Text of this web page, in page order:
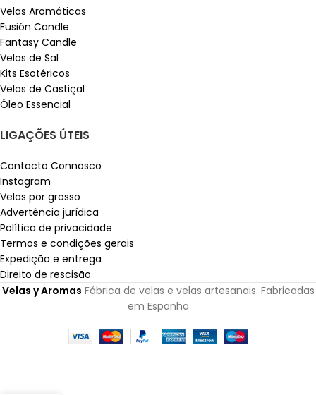
Velas Aromáticas
Fusión Candle
Fantasy Candle
Velas de Sal
Kits Esotéricos
Velas de Castiçal
Óleo Essencial
LIGAÇÕES ÚTEIS
Contacto Connosco
Instagram
Velas por grosso
Advertência jurídica
Política de privacidade
Termos e condições gerais
Expedição e entrega
Direito de rescisão
Velas y Aromas Fábrica de velas e velas artesanais. Fabricadas
em Espanha